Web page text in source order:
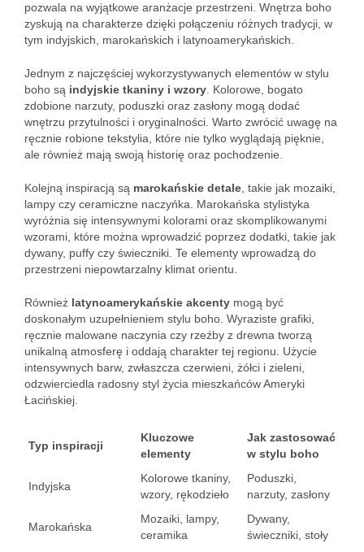
pozwala na wyjątkowe aranżacje przestrzeni. Wnętrza boho
zyskują na charakterze dzięki połączeniu różnych tradycji, w
tym indyjskich, marokańskich i latynoamerykańskich.
Jednym z najczęściej wykorzystywanych elementów w stylu
boho są indyjskie tkaniny i wzory . Kolorowe, bogato
zdobione narzuty, poduszki oraz zasłony mogą dodać
wnętrzu przytulności i oryginalności. Warto zwrócić uwagę na
ręcznie robione tekstylia, które nie tylko wyglądają pięknie,
ale również mają swoją historię oraz pochodzenie.
Kolejną inspiracją są marokańskie detale , takie jak mozaiki,
lampy czy ceramiczne naczyńka. Marokańska stylistyka
wyróżnia się intensywnymi kolorami oraz skomplikowanymi
wzorami, które można wprowadzić poprzez dodatki, takie jak
dywany, puffy czy świeczniki. Te elementy wprowadzą do
przestrzeni niepowtarzalny klimat orientu.
Również latynoamerykańskie akcenty mogą być
doskonałym uzupełnieniem stylu boho. Wyraziste grafiki,
ręcznie malowane naczynia czy rzeźby z drewna tworzą
unikalną atmosferę i oddają charakter tej regionu. Użycie
intensywnych barw, zwłaszcza czerwieni, żółci i zieleni,
odzwierciedla radosny styl życia mieszkańców Ameryki
Łacińskiej.
Typ inspiracji
Kluczowe
elementy
Jak zastosować
w stylu boho
Indyjska
Kolorowe tkaniny,
wzory, rękodzieło
Poduszki,
narzuty, zasłony
Marokańska
Mozaiki, lampy,
ceramika
Dywany,
świeczniki, stoły